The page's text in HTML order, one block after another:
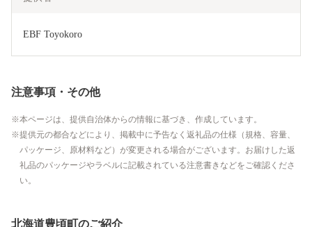
EBF Toyokoro
注意事項・その他
本ページは、提供自治体からの情報に基づき、作成しています。
提供元の都合などにより、掲載中に予告なく返礼品の仕様（規格、容量、
パッケージ、原材料など）が変更される場合がございます。お届けした返
礼品のパッケージやラベルに記載されている注意書きなどをご確認くださ
い。
北海道豊頃町のご紹介